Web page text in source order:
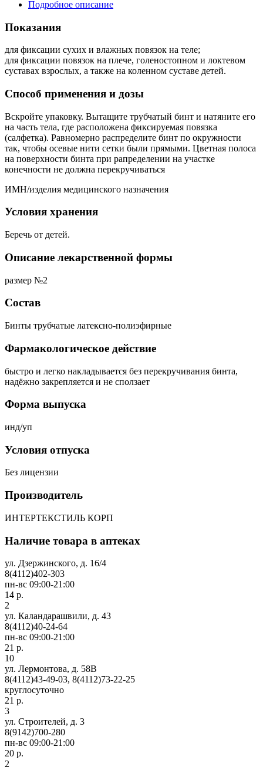
Подробное описание
Показания
для фиксации сухих и влажных повязок на теле;
для фиксации повязок на плече, голеностопном и локтевом
суставах взрослых, а также на коленном суставе детей.
Способ применения и дозы
Вскройте упаковку. Вытащите трубчатый бинт и натяните его
на часть тела, где расположена фиксируемая повязка
(салфетка). Равномерно распределите бинт по окружности
так, чтобы осевые нити сетки были прямыми. Цветная полоса
на поверхности бинта при рапределении на участке
конечности не должна перекручиваться
ИМН/изделия медицинского назначения
Условия хранения
Беречь от детей.
Описание лекарственной формы
размер №2
Состав
Бинты трубчатые латексно-полиэфирные
Фармакологическое действие
быстро и легко накладывается без перекручивания бинта,
надёжно закрепляется и не сползает
Форма выпуска
инд/уп
Условия отпуска
Без лицензии
Производитель
ИНТЕРТЕКСТИЛЬ КОРП
Наличие товара в аптеках
ул. Дзержинского, д. 16/4
8(4112)402-303
пн-вс 09:00-21:00
14 р.
2
ул. Каландарашвили, д. 43
8(4112)40-24-64
пн-вс 09:00-21:00
21 р.
10
ул. Лермонтова, д. 58В
8(4112)43-49-03, 8(4112)73-22-25
круглосуточно
21 р.
3
ул. Строителей, д. 3
8(9142)700-280
пн-вс 09:00-21:00
20 р.
2